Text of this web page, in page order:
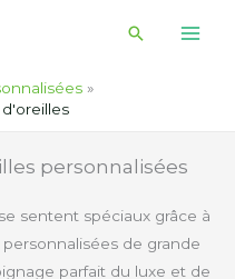
personnalisées
sentent spéciaux grâce à
de grande
parfait du luxe et de